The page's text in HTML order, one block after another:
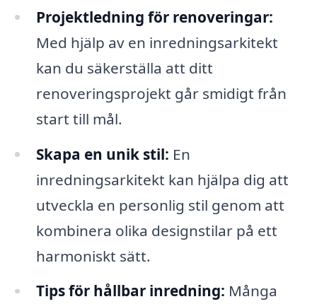
Projektledning för renoveringar:
Med hjälp av en inredningsarkitekt
kan du säkerställa att ditt
renoveringsprojekt går smidigt från
start till mål.
Skapa en unik stil: En
inredningsarkitekt kan hjälpa dig att
utveckla en personlig stil genom att
kombinera olika designstilar på ett
harmoniskt sätt.
Tips för hållbar inredning: Många